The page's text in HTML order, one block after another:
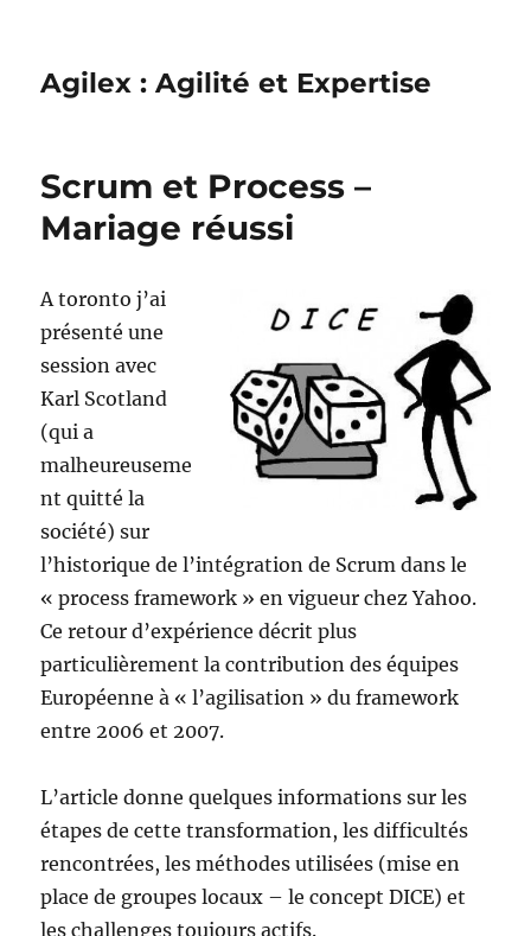
Agilex : Agilité et Expertise
Scrum et Process –
Mariage réussi
A toronto j’ai
présenté une
session avec
Karl Scotland
(qui a
malheureuseme
nt quitté la
société) sur
l’historique de l’intégration de Scrum dans le
« process framework » en vigueur chez Yahoo.
Ce retour d’expérience décrit plus
particulièrement la contribution des équipes
Européenne à « l’agilisation » du framework
entre 2006 et 2007.
L’article donne quelques informations sur les
étapes de cette transformation, les difficultés
rencontrées, les méthodes utilisées (mise en
place de groupes locaux – le concept DICE) et
les challenges toujours actifs.